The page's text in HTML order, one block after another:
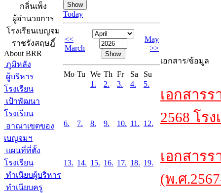
กลิ่นเพ็ง
ผู้อำนวยการ
โรงเรียนเบญจม
ราชรังสฤษฎิ์
About BRR
ภูมิหลัง
ผู้บริหาร
โรงเรียน
เป้าพัฒนา
โรงเรียน
อาณาเขตของ
เบญจมฯ
แผนที่ที่ตั้ง
โรงเรียน
ทำเนียบผู้บริหาร
ทำเนียบครู
Today
<<
March
May
>>
Mo Tu We Th Fr Sa
Su
1.
2. 3. 4. 5.
6. 7. 8. 9. 10. 11. 12.
13. 14. 15. 16. 17. 18. 19.
เอกสาร/ข้อมูล
เอกสาร
2568 โร
เอกสาร
(พ.ศ